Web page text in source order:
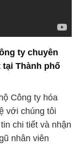
ty chuyên
Thành phố
Công ty hóa
với chúng tôi
chi tiết và nhận
nhân viên